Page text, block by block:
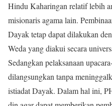
Hindu Kaharingan relatif lebih
misionaris agama lain.
Dayak tetap dapat dilakukan
Weda yang diakui secara
Sedangkan pelaksanaan
dilangsungkan tanpa
istiadat Dayak. Dalam hal ini,